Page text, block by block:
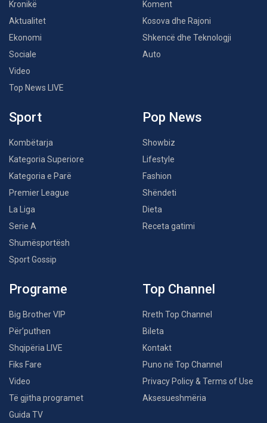
Kronikë
Aktualitet
Ekonomi
Sociale
Video
Top News LIVE
Koment
Kosova dhe Rajoni
Shkencë dhe Teknologji
Auto
Sport
Kombëtarja
Kategoria Superiore
Kategoria e Parë
Premier League
La Liga
Serie A
Shumësportësh
Sport Gossip
Pop News
Showbiz
Lifestyle
Fashion
Shëndeti
Dieta
Receta gatimi
Programe
Big Brother VIP
Për’puthen
Shqipëria LIVE
Fiks Fare
Video
Të gjitha programet
Guida TV
Top Channel
Rreth Top Channel
Bileta
Kontakt
Puno në Top Channel
Privacy Policy & Terms of Use
Aksesueshmëria